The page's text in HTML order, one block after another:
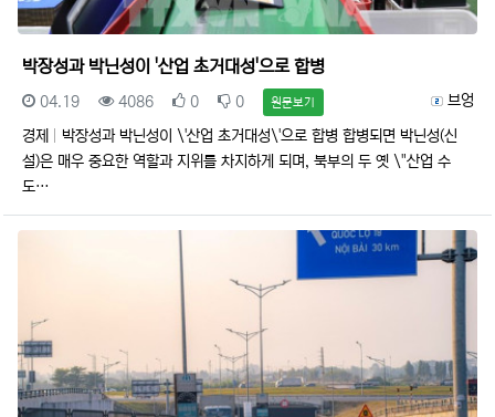
박장성과 박닌성이 '산업 초거대성'으로 합병
등록자
브엉
등록일
04.19 조회
4086 추천
0 비추천
0 원문보기
경제
박장성과 박닌성이 \'산업 초거대성\'으로 합병 합병되면 박닌성(신
설)은 매우 중요한 역할과 지위를 차지하게 되며, 북부의 두 옛 \"산업 수
도…